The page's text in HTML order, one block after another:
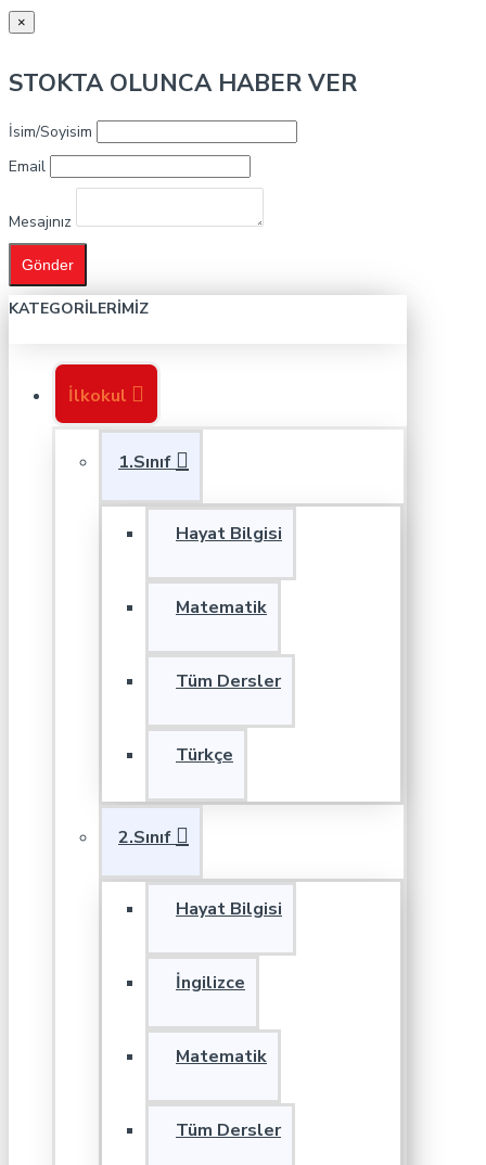
×
STOKTA OLUNCA HABER VER
İsim/Soyisim
Email
Mesajınız
Gönder
KATEGORILERIMIZ
İlkokul
1.Sınıf
Hayat Bilgisi
Matematik
Tüm Dersler
Türkçe
2.Sınıf
Hayat Bilgisi
İngilizce
Matematik
Tüm Dersler